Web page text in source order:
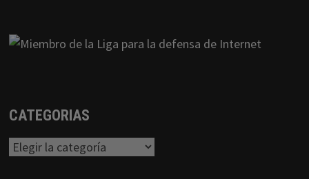
CATEGORIAS
Categorias